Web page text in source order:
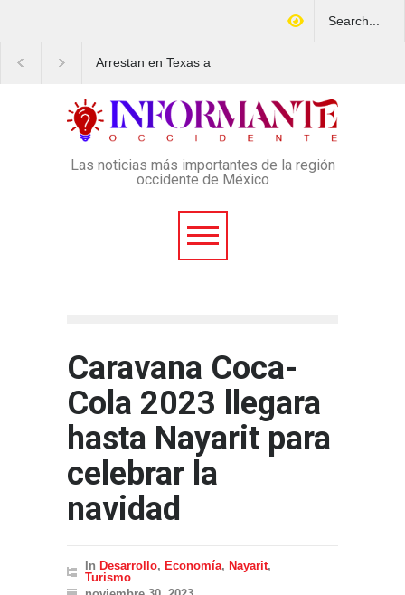
Arrestan en Texas a
esquema Ponzi con más de
4 mil afectados
de admisión: ¿Cuál
lugar y horario de la
protesta?
Las noticias más importantes de la región
occidente de México
Caravana Coca-
Cola 2023 llegara
hasta Nayarit para
celebrar la
navidad
In Desarrollo, Economía, Nayarit,
Turismo